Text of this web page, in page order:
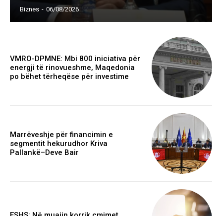
Biznes - 06/08/2026
VMRO-DPMNE: Mbi 800 iniciativa për
energji të rinovueshme, Maqedonia
po bëhet tërheqëse për investime
Marrëveshje për financimin e
segmentit hekurudhor Kriva
Pallankë–Deve Bair